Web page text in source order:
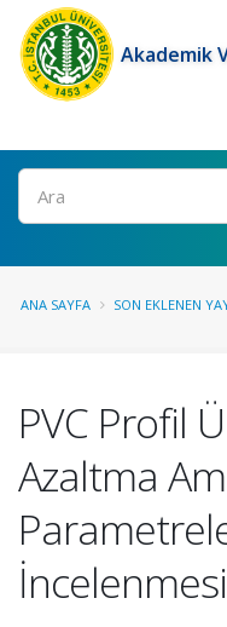
Akademik
Ara
ANA SAYFA SON EKLENEN
PVC Profil
Azaltma
İncelenmesi